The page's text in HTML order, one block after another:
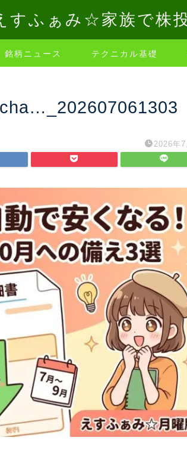
すふぁみ☆家族で株
銘柄ニュース テクニカル基礎
2026年7